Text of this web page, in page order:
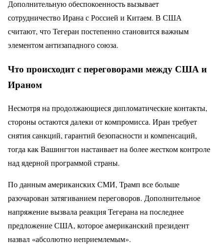
Дополнительную обеспокоенность вызывает
сотрудничество Ирана с Россией и Китаем. В США
считают, что Тегеран постепенно становится важным
элементом антизападного союза.
Что происходит с переговорами между США и
Ираном
Несмотря на продолжающиеся дипломатические контакты,
стороны остаются далеки от компромисса. Иран требует
снятия санкций, гарантий безопасности и компенсаций,
тогда как Вашингтон настаивает на более жестком контроле
над ядерной программой страны.
По данным американских СМИ, Трамп все больше
разочарован затягиванием переговоров. Дополнительное
напряжение вызвала реакция Тегерана на последнее
предложение США, которое американский президент
назвал «абсолютно неприемлемым».